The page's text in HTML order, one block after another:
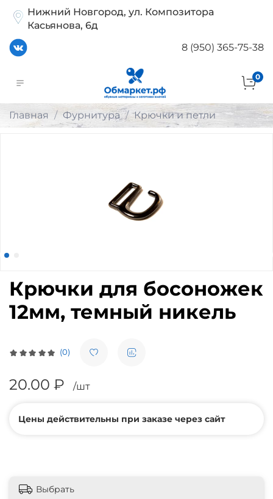
Нижний Новгород, ул. Композитора
Касьянова, 6д
8 (950) 365-75-38
0
Главная Фурнитура Крючки и петли
(0)
Крючки для босоножек
12мм, темный никель
20.00 ₽ /шт
Цены действительны при заказе через сайт
Выбрать